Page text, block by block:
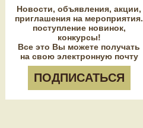
Новости, объявления, акции,
приглашения на мероприятия.
поступление новинок,
конкурсы!
Все это Вы можете получать
на свою электронную почту
ПОДПИСАТЬСЯ